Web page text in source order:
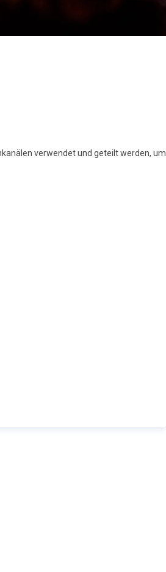
verwendet und geteilt